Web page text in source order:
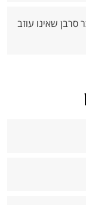
סרבן שאינו עוזב